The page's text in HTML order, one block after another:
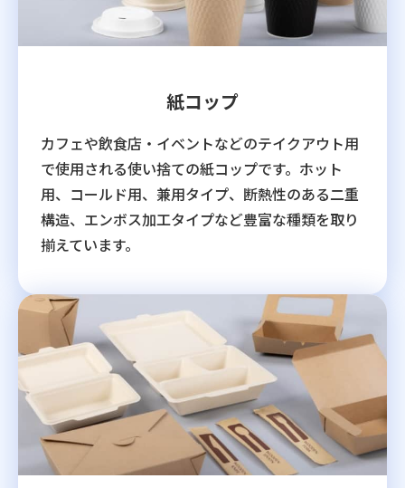
紙コップ
カフェや飲食店・イベントなどのテイクアウト用
で使用される使い捨ての紙コップです。ホット
用、コールド用、兼用タイプ、断熱性のある二重
構造、エンボス加工タイプなど豊富な種類を取り
揃えています。